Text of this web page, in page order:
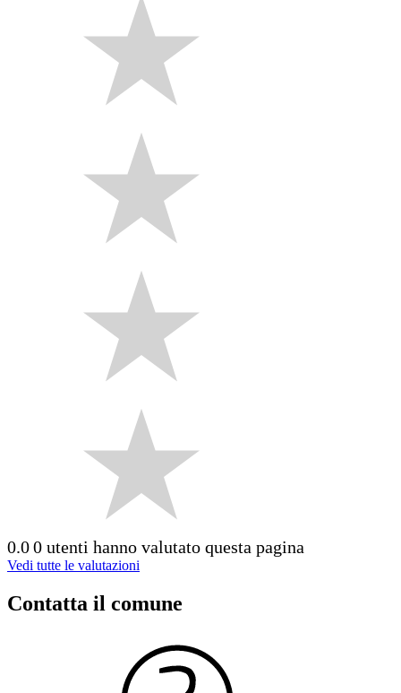
0.00 utenti hanno valutato questa pagina
Vedi tutte le valutazioni
Contatta il comune